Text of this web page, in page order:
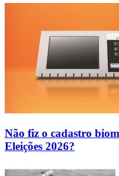
Não fiz o cadastro
Eleições 2026?